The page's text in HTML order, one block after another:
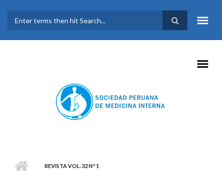
FORMULARIO DE
BÚSQUEDA
REVISTA VOL. 32 Nº 1